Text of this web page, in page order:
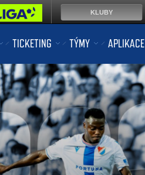
TICKETING TÝMY APLIKACE
KLUBY